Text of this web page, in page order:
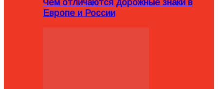
Чем отличаются дорожные знаки в
Европе и России